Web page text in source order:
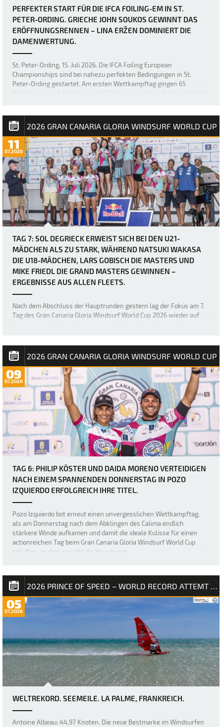
PERFEKTER START FÜR DIE IFCA FOILING-EM IN ST.
PETER-ORDING. GRIECHE JOHN SOUKOS GEWINNT DAS
ERÖFFNUNGSRENNEN – LINA ERŽEN DOMINIERT DIE
DAMENWERTUNG.
St. Peter-Ording, 15. Juli 2026. Die IFCA Foiling European
Championships sind bei nahezu perfekten Bedingungen in St.
Peter-Ording gestartet. Am ersten Wettkampftag gingen 65
Athletinnen und Athleten aus 16 Nationen vor dem Ordinger Strand
2026 GRAN CANARIA GLORIA WINDSURF WORLD CUP
11
07.2026
TAG 7: SOL DEGRIECK ERWEIST SICH BEI DEN U21-
MÄDCHEN ALS ZU STARK, WÄHREND NATSUKI WAKASA
DIE U18-MÄDCHEN, LARS GOBISCH DIE MASTERS UND
MIKE FRIEDL DIE GRAND MASTERS GEWINNEN –
ERGEBNISSE AUS ALLEN FLEETS.
Nach dem Abschluss der Hauptrunden gestern lag der Fokus am 7.
Tag des Gran Canaria Gloria Windsurf World Cup 2026 wieder auf
Masters. Die sich stetig verb…
2026 GRAN CANARIA GLORIA WINDSURF WORLD CUP
09
07.2026
TAG 6: PHILIP KÖSTER UND DAIDA MORENO VERTEIDIGEN
NACH EINEM SPANNENDEN DONNERSTAG IN POZO
IZQUIERDO ERFOLGREICH IHRE TITEL.
Pozo Izquierdo bot erneut einen unvergesslichen Wettkampftag,
als am Donnerstag nach dem Abklingen des Calima endlich
stärkere Winde aufkamen und damit die ideale Kulisse für einen
actionreichen Tag beim Gran Canaria Gloria Windsurf World Cup
schufen, an dem sowohl die Hauptrund…
2026 PRINCE OF SPEED – WORLD RECORD ATTEMT NM
05
07.2026
WELTREKORD. SEEMEILE. LA PALME, FRANKREICH.
Antoine Albeau: 44,97 Knoten. Die neue Bestmarke im Windsurfen